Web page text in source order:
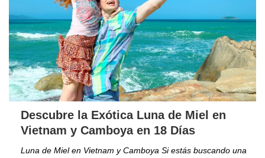
Descubre la Exótica Luna de Miel en
Vietnam y Camboya en 18 Días
Luna de Miel en Vietnam y Camboya Si estás buscando una